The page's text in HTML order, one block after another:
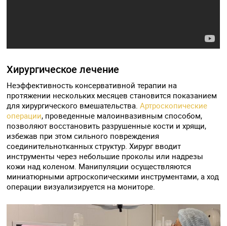
Хирургическое лечение
Неэффективность консервативной терапии на
протяжении нескольких месяцев становится показанием
для хирургического вмешательства.Артроскопические
операции, проведенные малоинвазивным способом,
позволяют восстановить разрушенные кости и хрящи,
избежав при этом сильного повреждения
соединительнотканных структур. Хирург вводит
инструменты через небольшие проколы или надрезы
кожи над коленом. Манипуляции осуществляются
миниатюрными артроскопическими инструментами, а ход
операции визуализируется на мониторе.